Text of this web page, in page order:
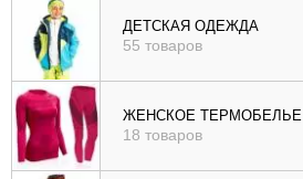
ДЕТСКАЯ ОДЕЖДА
55 товаров
ЖЕНСКОЕ ТЕРМОБЕЛЬЕ
18 товаров